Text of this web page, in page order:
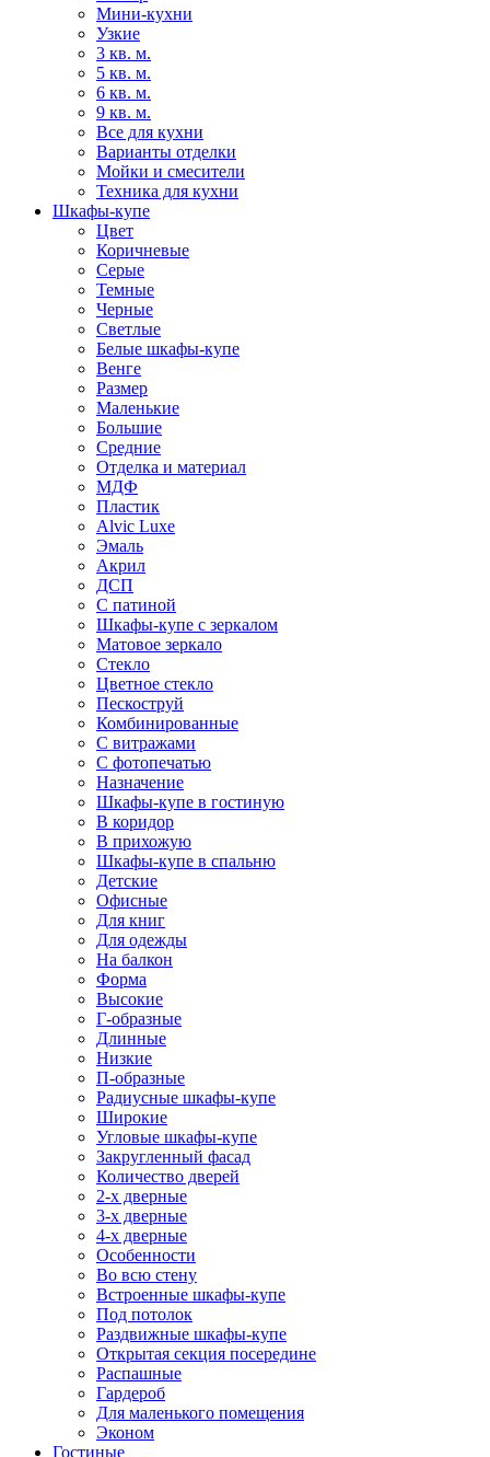
Мини-кухни
Узкие
3 кв. м.
5 кв. м.
6 кв. м.
9 кв. м.
Все для кухни
Варианты отделки
Мойки и смесители
Техника для кухни
Шкафы-купе
Цвет
Коричневые
Серые
Темные
Черные
Светлые
Белые шкафы-купе
Венге
Размер
Маленькие
Большие
Средние
Отделка и материал
МДФ
Пластик
Alvic Luxe
Эмаль
Акрил
ДСП
С патиной
Шкафы-купе с зеркалом
Матовое зеркало
Стекло
Цветное стекло
Пескоструй
Комбинированные
С витражами
С фотопечатью
Назначение
Шкафы-купе в гостиную
В коридор
В прихожую
Шкафы-купе в спальню
Детские
Офисные
Для книг
Для одежды
На балкон
Форма
Высокие
Г-образные
Длинные
Низкие
П-образные
Радиусные шкафы-купе
Широкие
Угловые шкафы-купе
Закругленный фасад
Количество дверей
2-х дверные
3-х дверные
4-х дверные
Особенности
Во всю стену
Встроенные шкафы-купе
Под потолок
Раздвижные шкафы-купе
Открытая секция посередине
Распашные
Гардероб
Для маленького помещения
Эконом
Гостиные